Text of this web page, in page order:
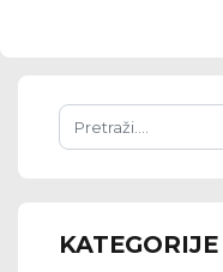
KATEGORIJE